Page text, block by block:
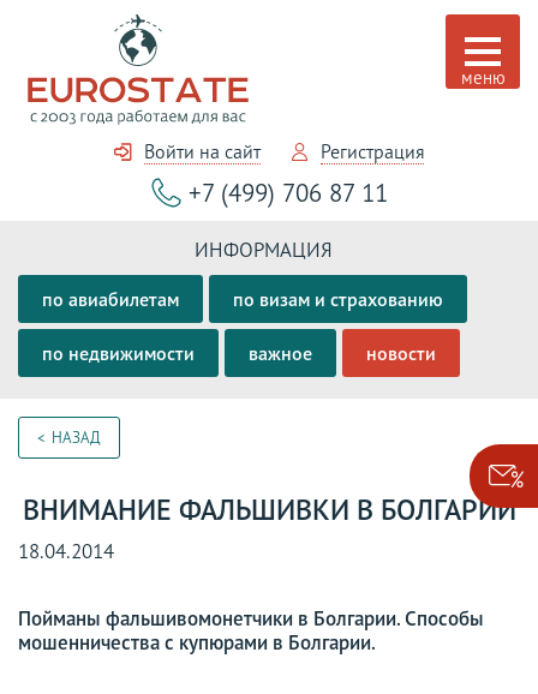
Войти на сайт Регистрация
+7 (499) 706 87 11
ИНФОРМАЦИЯ
по авиабилетам по визам и страхованию
по недвижимости важное новости
НАЗАД
ВНИМАНИЕ ФАЛЬШИВКИ В БОЛГАРИИ
18.04.2014
Пойманы фальшивомонетчики в Болгарии. Способы
мошенничества с купюрами в Болгарии.